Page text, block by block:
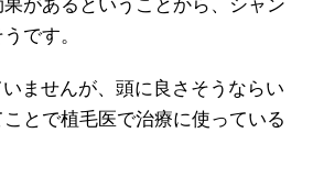
があるということから、シャン
です。
ませんが、頭に良さそうならい
とで植毛医で治療に使っている